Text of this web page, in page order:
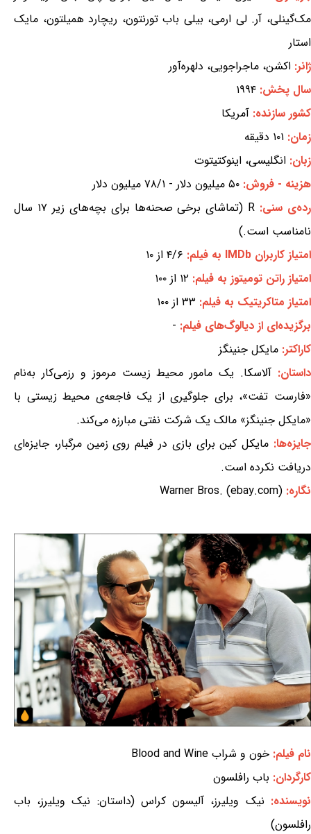
مک‌گینلی، آر. لی ارمی، بیلی باب تورنتون، ریچارد همیلتون، مایک
استار
ژانر: اکشن، ماجراجویی، دلهره‌آور
سال پخش: ۱۹۹۴
کشور سازنده: آمریکا
زمان: ۱۰۱ دقیقه
زبان: انگلیسی، اینوکتیتوت
هزینه - فروش: ۵۰ میلیون دلار - ۷۸/۱ میلیون دلار
رده‌ی سنی:
R (تماشای برخی صحنه‌ها برای بچه‌های زیر ۱۷ سال
نامناسب است.)
امتیاز کاربران IMDb به فیلم:
۴/۶ از ۱۰
امتیاز راتن تومیتوز به فیلم: ۱۲ از ۱۰۰
امتیاز متاکریتیک به فیلم: ۳۳ از ۱۰۰
برگزیده‌ای از دیالوگ‌های فیلم: -
کاراکتر: مایکل جنینگز
داستان: آلاسکا. یک مامور محیط زیست مرموز و رزمی‌کار به‌نام
«فارست تفت»، برای جلوگیری از یک فاجعه‌ی محیط زیستی با
«مایکل جنینگز» مالک یک شرکت نفتی مبارزه می‌کند.
جایزه‌ها: مایکل کین برای بازی در فیلم روی زمین مرگبار، جایزه‌ای
دریافت نکرده است.
نگاره: Warner Bros. (ebay.com)
نام فیلم: خون و شراب Blood and Wine
کارگردان: باب رافلسون
نویسنده: نیک ویلیرز، آلیسون کراس (داستان: نیک ویلیرز، باب
رافلسون)